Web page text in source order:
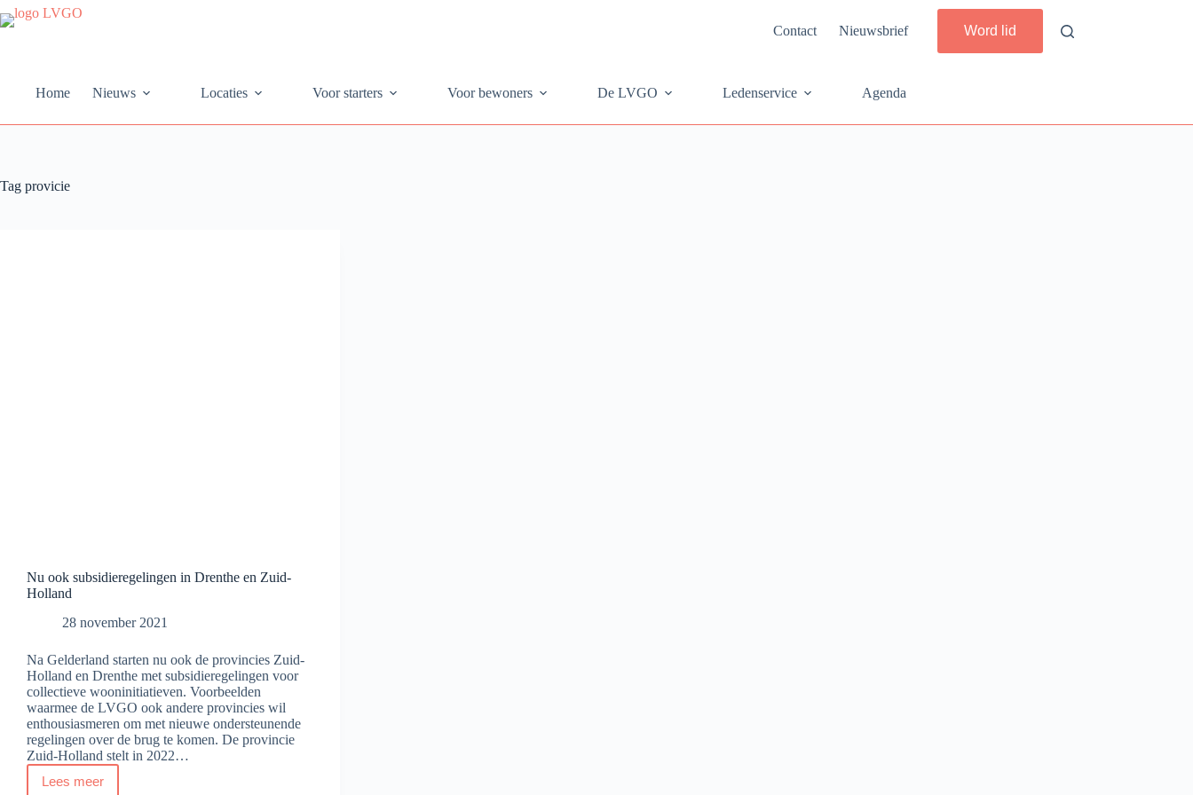
Ga
naar
Contact Nieuwsbrief Word lid
Home Nieuws Locaties Voor starters Voor bewoners De LVGO Ledenservice Agenda
Tag provicie
Nu ook subsidieregelingen in Drenthe en Zuid-
Holland
28 november 2021
Na Gelderland starten nu ook de provincies Zuid-
Holland en Drenthe met subsidieregelingen voor
collectieve wooninitiatieven. Voorbeelden
waarmee de LVGO ook andere provincies wil
enthousiasmeren om met nieuwe ondersteunende
regelingen over de brug te komen. De provincie
Zuid-Holland stelt in 2022…
Lees meer
Nu